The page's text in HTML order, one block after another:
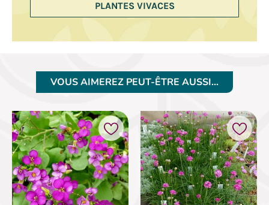
PLANTES VIVACES
VOUS AIMEREZ PEUT-ÊTRE AUSSI…